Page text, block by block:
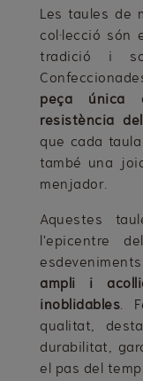
Les taules de
col·lecció
tradició i
peça única
resistència
que cada
també una
menjador.
Aquestes
l'epicentre
ampli i
inoblidables.
qualitat,
durabilitat,
el pas del